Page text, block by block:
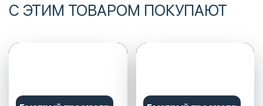
С ЭТИМ ТОВАРОМ ПОКУПАЮТ